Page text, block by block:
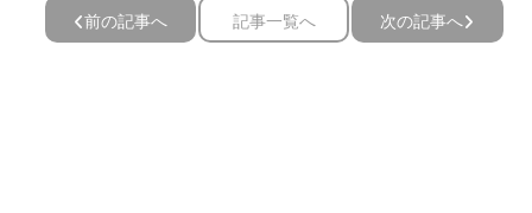
前の記事へ 記事一覧へ 次の記事へ